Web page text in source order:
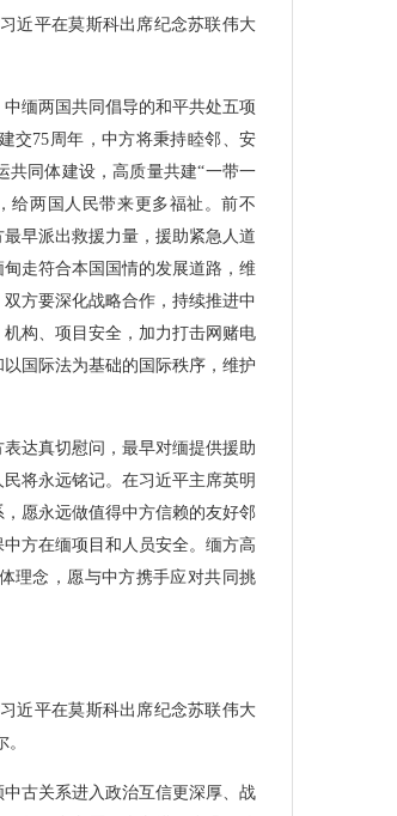
近平在莫斯科出席纪念苏联伟大
缅两国共同倡导的和平共处五项
交75周年，中方将秉持睦邻、安
共同体建设，高质量共建“一带一
给两国人民带来更多福祉。前不
早派出救援力量，援助紧急人道
走符合本国国情的发展道路，维
方要深化战略合作，持续推进中
构、项目安全，加力打击网赌电
国际法为基础的国际秩序，维护
达真切慰问，最早对缅提供援助
将永远铭记。在习近平主席英明
愿永远做值得中方信赖的友好邻
方在缅项目和人员安全。缅方高
理念，愿与中方携手应对共同挑
近平在莫斯科出席纪念苏联伟大
古关系进入政治互信更深厚、战